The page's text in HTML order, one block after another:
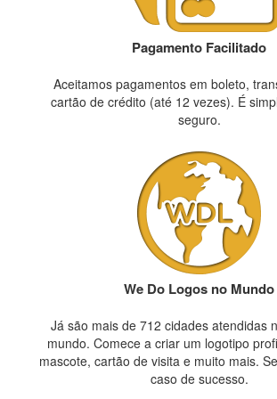
Pagamento Facilitado
Aceitamos pagamentos em boleto,
cartão de crédito (até 12 vezes). É
seguro.
We Do Logos no Mundo
Já são mais de 712 cidades atendidas
mundo. Comece a criar um logotipo
mascote, cartão de visita e muito mais.
caso de sucesso.